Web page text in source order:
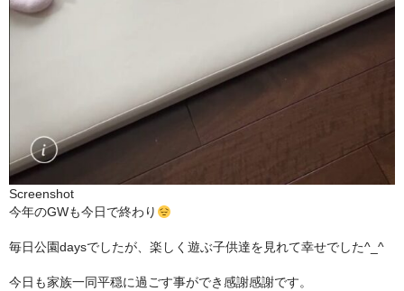
Screenshot
今年のGWも今日で終わり
毎日公園daysでしたが、楽しく遊ぶ子供達を見れて幸せでした^_^
今日も家族一同平穏に過ごす事ができ感謝感謝です。